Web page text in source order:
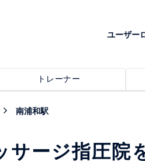
ユーザー
トレーナー
南浦和駅
ージ指圧院